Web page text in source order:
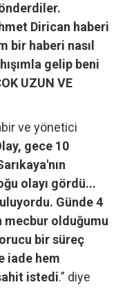
Dirican haberi
bir haberi nasıl
gelip beni
UZUN VE
ve yönetici
gece 10
olayı gördü...
Günde 4
olduğumu
bir süreç
iade hem
istedi.” diye